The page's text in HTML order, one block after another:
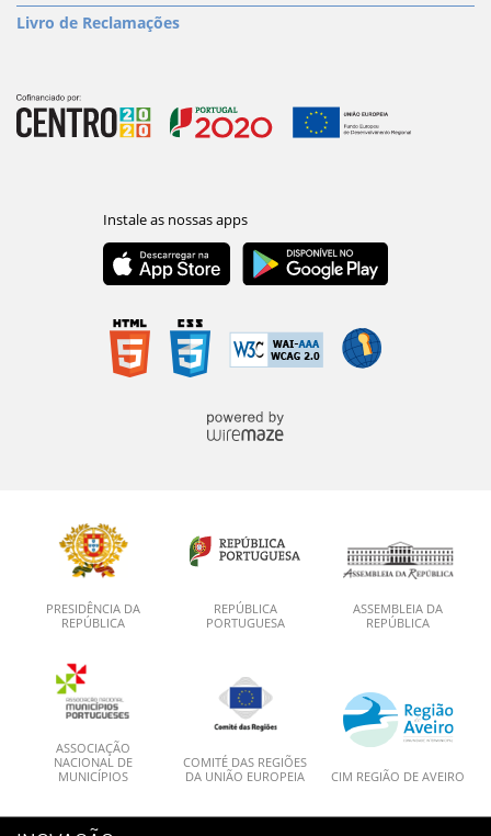
Livro de Reclamações
PRESIDÊNCIA DA
REPÚBLICA
REPÚBLICA
PORTUGUESA
ASSEMBLEIA DA
REPÚBLICA
ASSOCIAÇÃO
NACIONAL DE
MUNICÍPIOS
COMITÉ DAS REGIÕES
DA UNIÃO EUROPEIA
CIM REGIÃO DE AVEIRO